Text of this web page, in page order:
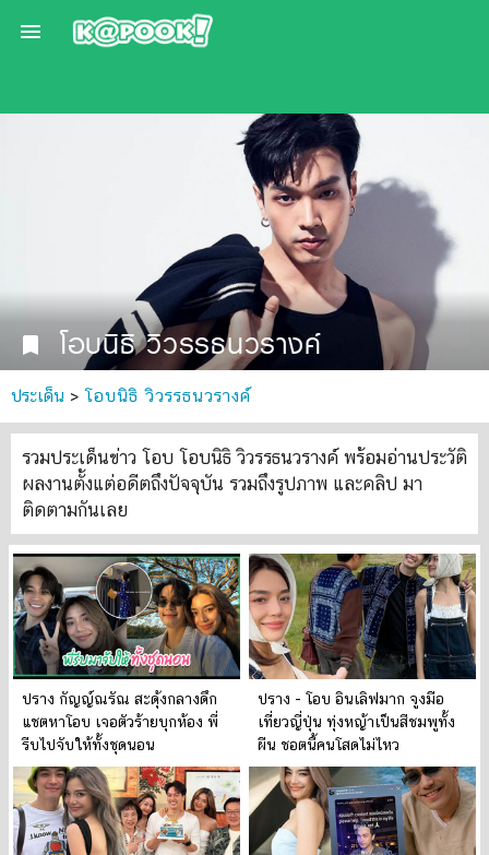

bookmark โอบนิธิ วิวรรธนวรางค์
ประเด็น > โอบนิธิ วิวรรธนวรางค์
รวมประเด็นข่าว โอบ โอบนิธิ วิวรรธนวรางค์ พร้อมอ่านประวัติ
ผลงานตั้งแต่อดีตถึงปัจจุบัน รวมถึงรูปภาพ และคลิป มา
ติดตามกันเลย
ปราง กัญญ์ณรัณ สะดุ้งกลางดึก
แชตหาโอบ เจอตัวร้ายบุกห้อง พี่
รีบไปจับให้ทั้งชุดนอน
ปราง - โอบ อินเลิฟมาก จูงมือ
เที่ยวญี่ปุ่น ทุ่งหญ้าเป็นสีชมพูทั้ง
ผืน ชอตนี้คนโสดไม่ไหว